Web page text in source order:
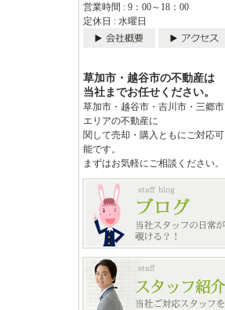
営業時間 : 9：00～18：00
定休日 : 水曜日
草加市・越谷市の不動産は
当社までお任せください。
草加市・越谷市・吉川市・三郷市
エリアの不動産に
関して売却・購入ともにご対応可
能です。
まずはお気軽にご相談ください。